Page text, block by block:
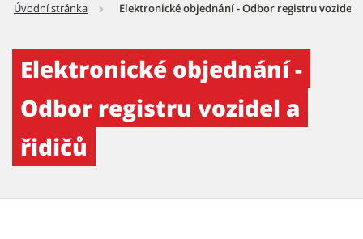
Úvodní stránka Elektronické objednání - Odbor registru vozidel
Elektronické objednání -
Odbor registru vozidel a
řidičů